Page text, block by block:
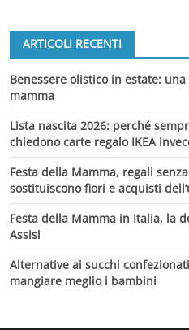
ARTICOLI RECENTI
Benessere olistico in estate:
mamma
Lista nascita 2026: perché
chiedono carte regalo IKEA
Festa della Mamma, regali
sostituiscono fiori e acquisti
Festa della Mamma in Italia, la
Assisi
Alternative ai succhi
mangiare meglio i bambini